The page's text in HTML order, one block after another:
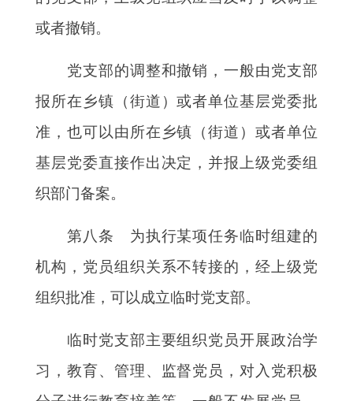
或者撤销。
党支部的调整和撤销，一般由党支部
报所在乡镇（街道）或者单位基层党委批
准，也可以由所在乡镇（街道）或者单位
基层党委直接作出决定，并报上级党委组
织部门备案。
第八条 为执行某项任务临时组建的
机构，党员组织关系不转接的，经上级党
组织批准，可以成立临时党支部。
临时党支部主要组织党员开展政治学
习，教育、管理、监督党员，对入党积极